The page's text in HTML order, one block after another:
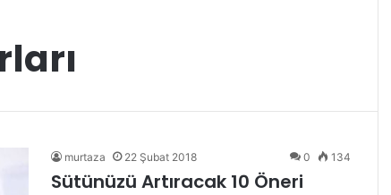
murtaza 22 Şubat 2018 0 134
Sütünüzü Artıracak 10 Öneri